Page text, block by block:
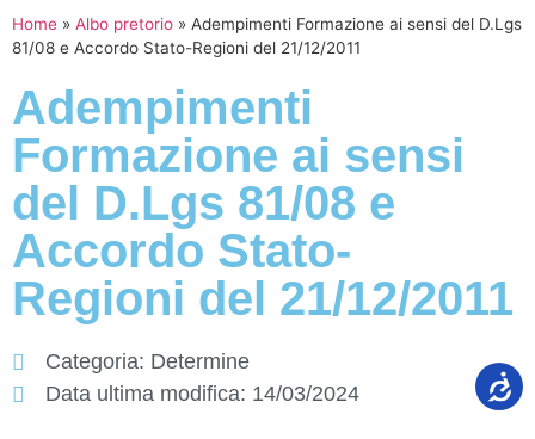
Home » Albo pretorio » Adempimenti Formazione ai sensi del D.Lgs
81/08 e Accordo Stato-Regioni del 21/12/2011
Adempimenti
Formazione ai sensi
del D.Lgs 81/08 e
Accordo Stato-
Regioni del 21/12/2011
Categoria: Determine
Data ultima modifica: 14/03/2024